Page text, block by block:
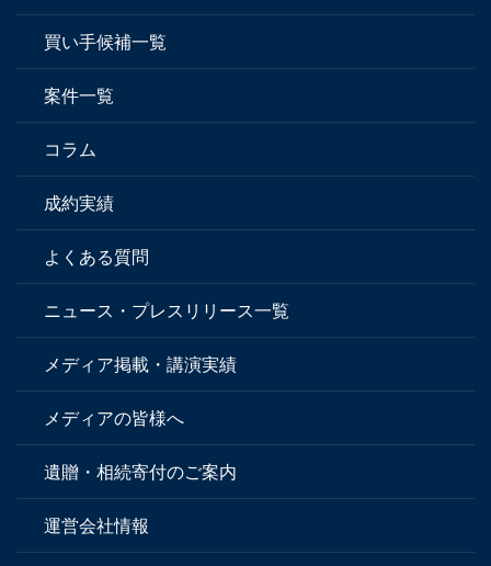
買い手候補一覧
案件一覧
コラム
成約実績
よくある質問
ニュース・プレスリリース一覧
メディア掲載・講演実績
メディアの皆様へ
遺贈・相続寄付のご案内
運営会社情報